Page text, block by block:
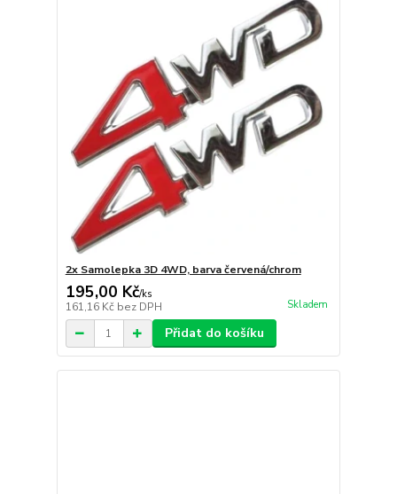
2x Samolepka 3D 4WD, barva červená/chrom
195,00 Kč/ks
161,16 Kč bez DPH Skladem
Přidat do košíku